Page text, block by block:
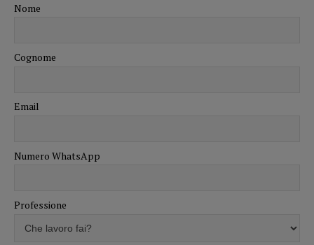
Nome
Cognome
Email
Numero WhatsApp
Professione